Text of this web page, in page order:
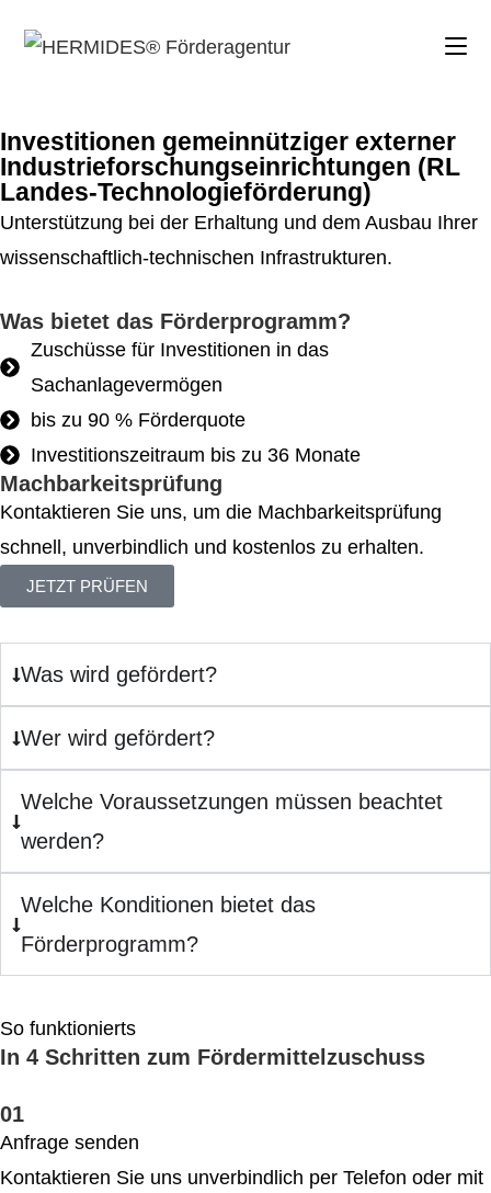
Investitionen gemeinnütziger externer
Industrieforschungseinrichtungen (RL
Landes-Technologieförderung)
Unterstützung bei der Erhaltung und dem Ausbau Ihrer
wissenschaftlich-technischen Infrastrukturen.
Was bietet das Förderprogramm?
Zuschüsse für Investitionen in das
Sachanlagevermögen
bis zu 90 % Förderquote
Investitionszeitraum bis zu 36 Monate
Machbarkeitsprüfung
Kontaktieren Sie uns, um die Machbarkeitsprüfung
schnell, unverbindlich und kostenlos zu erhalten.
JETZT PRÜFEN
Was wird gefördert?
Wer wird gefördert?
Welche Voraussetzungen müssen beachtet
werden?
Welche Konditionen bietet das
Förderprogramm?
So funktionierts
In 4 Schritten zum Fördermittelzuschuss
01
Anfrage senden
Kontaktieren Sie uns unverbindlich per Telefon oder mit